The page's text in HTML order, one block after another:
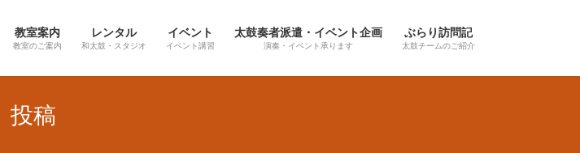
教室案内
教室のご案内
レンタル
和太鼓・スタジオ
イベント
イベント講習
太鼓奏者派遣・イベント企画
演奏・イベント承ります
ぶらり訪問記
太鼓チームのご紹介
投稿